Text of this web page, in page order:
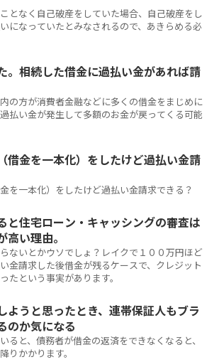
となく自己破産をしていた場合、自己破産をし
になっていたとみなされるので、あきらめる必
。相続した借金に過払い金があれば請
の方が消費者金融などに多くの借金をまじめに
払い金が発生して多額のお金が戻ってくる可能
借金を一本化）をしたけど過払い金請
を一本化）をしたけど過払い金請求できる？
と住宅ローン・キャッシングの審査は
い理由。
ないとかウソでしょ？レイクで１００万円ほど
金請求した後借金が残るケースで、クレジット
たという事実があります。
ようと思ったとき、連帯保証人もブラ
のか気になる
ると、債務者が借金の返済をできなくなると、
りかかります。